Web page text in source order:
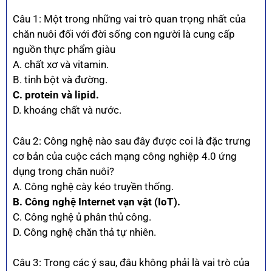
Câu 1: Một trong những vai trò quan trọng nhất của
chăn nuôi đối với đời sống con người là cung cấp
nguồn thực phẩm giàu
A. chất xơ và vitamin.
B. tinh bột và đường.
C. protein và lipid.
D. khoáng chất và nước.
Câu 2: Công nghệ nào sau đây được coi là đặc trưng
cơ bản của cuộc cách mạng công nghiệp 4.0 ứng
dụng trong chăn nuôi?
A. Công nghệ cày kéo truyền thống.
B. Công nghệ Internet vạn vật (IoT).
C. Công nghệ ủ phân thủ công.
D. Công nghệ chăn thả tự nhiên.
Câu 3: Trong các ý sau, đâu không phải là vai trò của